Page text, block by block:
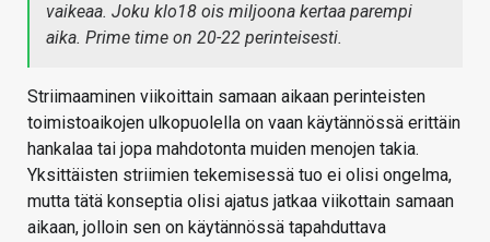
vaikeaa. Joku klo18 ois miljoona kertaa parempi
aika. Prime time on 20-22 perinteisesti.
Striimaaminen viikoittain samaan aikaan perinteisten
toimistoaikojen ulkopuolella on vaan käytännössä erittäin
hankalaa tai jopa mahdotonta muiden menojen takia.
Yksittäisten striimien tekemisessä tuo ei olisi ongelma,
mutta tätä konseptia olisi ajatus jatkaa viikottain samaan
aikaan, jolloin sen on käytännössä tapahduttava